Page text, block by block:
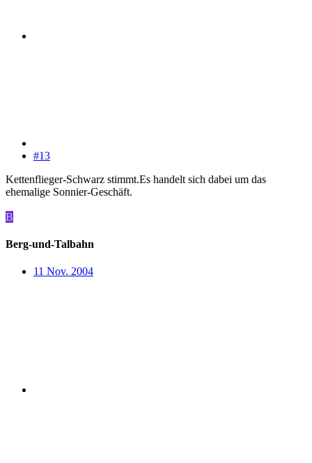
#13
Kettenflieger-Schwarz stimmt.Es handelt sich dabei um das
ehemalige Sonnier-Geschäft.
B
Berg-und-Talbahn
11 Nov. 2004